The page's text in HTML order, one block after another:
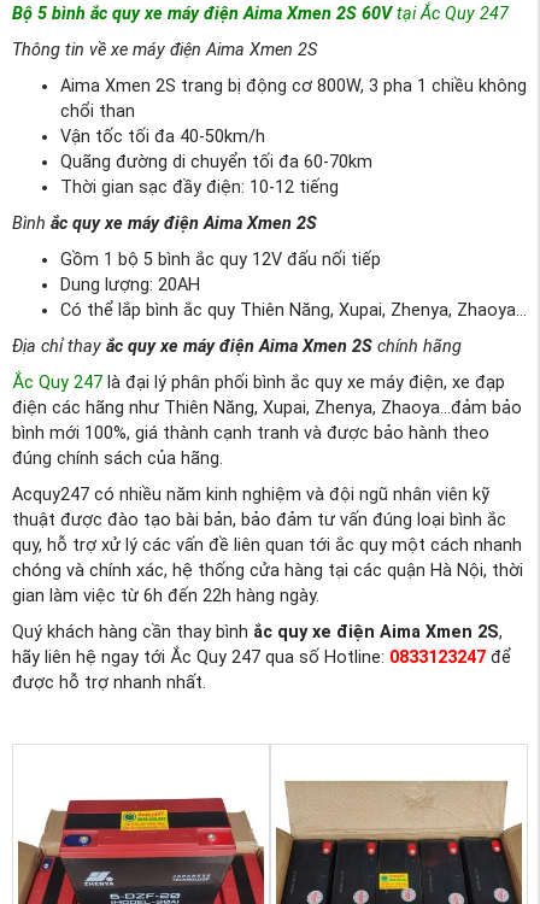
Bộ 5 bình ắc quy xe máy điện Aima Xmen 2S 60Vtại Ắc Quy 247
Thông tin về xe máy điện Aima Xmen 2S
Aima Xmen 2S trang bị động cơ 800W, 3 pha 1 chiều không
chổi than
Vận tốc tối đa 40-50km/h
Quãng đường di chuyển tối đa 60-70km
Thời gian sạc đầy điện: 10-12 tiếng
Bình ắc quy xe máy điện Aima Xmen 2S
Gồm 1 bộ 5 bình ắc quy 12V đấu nối tiếp
Dung lượng: 20AH
Có thể lắp bình ắc quy Thiên Năng, Xupai, Zhenya, Zhaoya...
Địa chỉ thay ắc quy xe máy điện Aima Xmen 2S chính hãng
Ắc Quy 247 là đại lý phân phối bình ắc quy xe máy điện, xe đạp
điện các hãng như Thiên Năng, Xupai, Zhenya, Zhaoya...đảm bảo
bình mới 100%, giá thành cạnh tranh và được bảo hành theo
đúng chính sách của hãng.
Acquy247 có nhiều năm kinh nghiệm và đội ngũ nhân viên kỹ
thuật được đào tạo bài bản, bảo đảm tư vấn đúng loại bình ắc
quy, hỗ trợ xử lý các vấn đề liên quan tới ắc quy một cách nhanh
chóng và chính xác, hệ thống cửa hàng tại các quận Hà Nội, thời
gian làm việc từ 6h đến 22h hàng ngày.
Quý khách hàng cần thay bình ắc quy xe điện Aima Xmen 2S,
hãy liên hệ ngay tới Ắc Quy 247 qua số Hotline: 0833123247 để
được hỗ trợ nhanh nhất.